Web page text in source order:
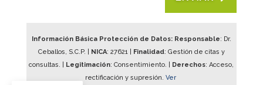
Información Básica Protección de Datos: Responsable: Dr.
Ceballos, S.C.P. |
NICA: 27621| Finalidad: Gestión de citas y
consultas. |
Legitimación: Consentimiento. | Derechos: Acceso,
rectificación y supresión. Ver